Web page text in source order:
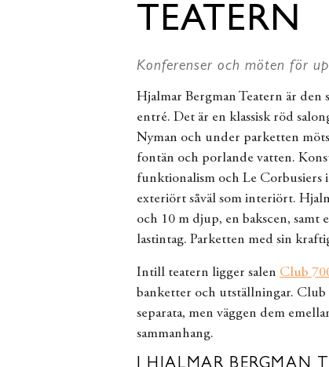
TEATERN
Konferenser och möten för
Hjalmar Bergman Teatern är den
entré. Det är en klassisk röd
Nyman och under parketten
fontän och porlande vatten.
funktionalism och Le Corbusiers
exteriört såväl som interiört.
och 10 m djup, en bakscen,
lastintag. Parketten med sin
Intill teatern ligger salen Club
banketter och utställningar. Club
separata, men väggen dem
sammanhang.